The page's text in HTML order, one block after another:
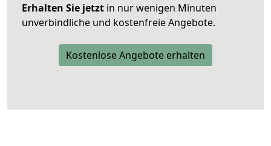
Erhalten Sie jetzt in nur wenigen Minuten
unverbindliche und kostenfreie Angebote.
Kostenlose Angebote erhalten